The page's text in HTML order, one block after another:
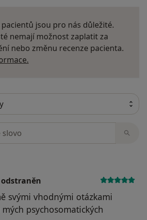
pacientů jsou pro nás důležité.
nemají možnost zaplatit za
nebo změnu recenze pacienta.
svými vhodnými otázkami
psychosomatických